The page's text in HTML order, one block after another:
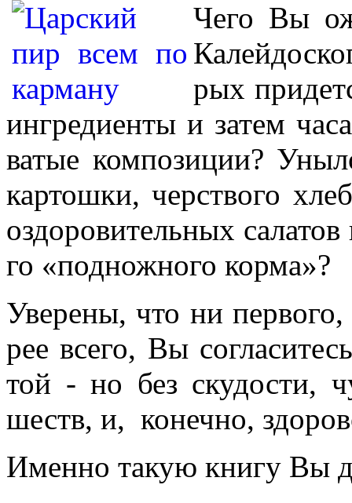
Чего Вы
рых
ин­г­ре­ди­ен­ты и за­тем
ва­тые ком­по­зи­ции?
кар­тош­ки, чер­с­т­во­го
оз­до­ро­ви­тель­ных
го «под­нож­но­го кор­ма»?
Уверены, что ни
рее все­го, Вы
той - но без ску­дос­ти,
шеств, и, ко­неч­но,
Именно та­кую кни­гу Вы